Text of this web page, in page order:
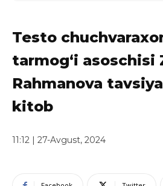
Testo
tarmog‘i asoschisi
Rahmanova
kitob
11:12 | 27-Avgust, 2024